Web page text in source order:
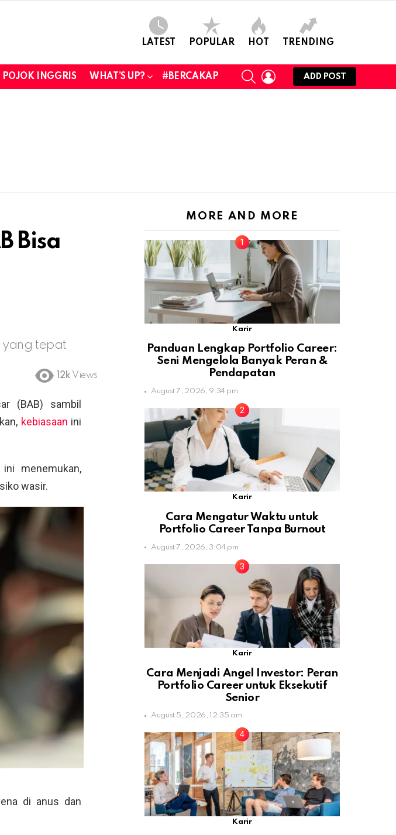
LATEST POPULAR HOT TRENDING
POJOK INGGRIS WHAT’S UP? #BERCAKAP
SEARCHLOGIN
ADD POST
Bisa
yang tepat
12k Views
(BAB) sambil
kebiasaan ini
menemukan,
wasir.
di anus dan
MORE AND MORE
Karir
Panduan Lengkap Portfolio Career:
Seni Mengelola Banyak Peran &
Pendapatan
August 7, 2026, 9:34 pm
Karir
Cara Mengatur Waktu untuk
Portfolio Career Tanpa Burnout
August 7, 2026, 3:04 pm
Karir
Cara Menjadi Angel Investor: Peran
Portfolio Career untuk Eksekutif
Senior
August 5, 2026, 12:35 am
Karir